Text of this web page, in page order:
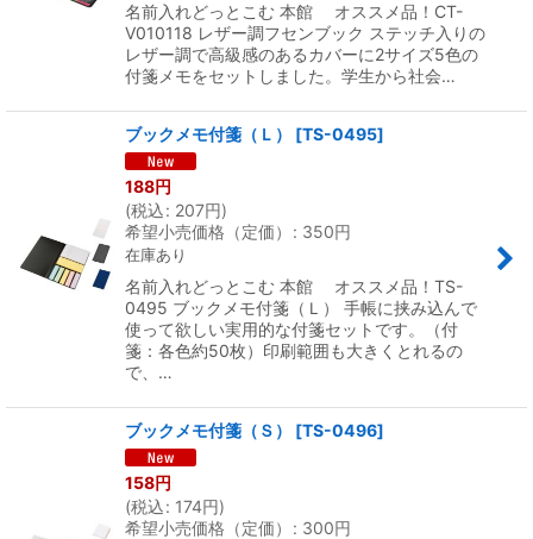
名前入れどっとこむ 本館 オススメ品！CT-
V010118 レザー調フセンブック ステッチ入りの
レザー調で高級感のあるカバーに2サイズ5色の
付箋メモをセットしました。学生から社会…
ブックメモ付箋（Ｌ） [TS-0495]
188円
(税込: 207円)
希望小売価格（定価）
: 350円
在庫あり
名前入れどっとこむ 本館 オススメ品！TS-
0495 ブックメモ付箋（Ｌ） 手帳に挟み込んで
使って欲しい実用的な付箋セットです。（付
箋：各色約50枚）印刷範囲も大きくとれるの
で、…
ブックメモ付箋（Ｓ） [TS-0496]
158円
(税込: 174円)
希望小売価格（定価）
: 300円